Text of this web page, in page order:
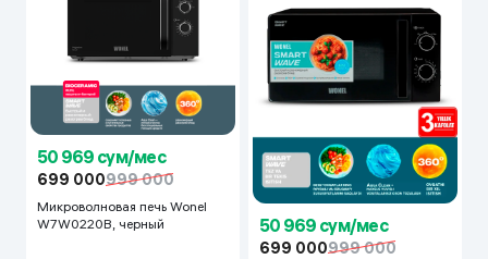
50 969 сум/мес
699 000999 000
Микроволновая печь Wonel
W7W0220B, черный
50 969 сум/мес
699 000999 000